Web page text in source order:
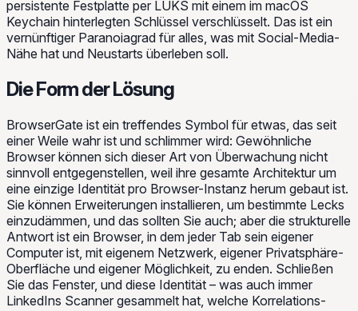
persistente Festplatte per LUKS mit einem im macOS
Keychain hinterlegten Schlüssel verschlüsselt. Das ist ein
vernünftiger Paranoiagrad für alles, was mit Social-Media-
Nähe hat und Neustarts überleben soll.
Die Form der Lösung
BrowserGate ist ein treffendes Symbol für etwas, das seit
einer Weile wahr ist und schlimmer wird: Gewöhnliche
Browser können sich dieser Art von Überwachung nicht
sinnvoll entgegenstellen, weil ihre gesamte Architektur um
eine einzige Identität pro Browser-Instanz herum gebaut ist.
Sie können Erweiterungen installieren, um bestimmte Lecks
einzudämmen, und das sollten Sie auch; aber die strukturelle
Antwort ist ein Browser, in dem jeder Tab sein eigener
Computer ist, mit eigenem Netzwerk, eigener Privatsphäre-
Oberfläche und eigener Möglichkeit, zu enden. Schließen
Sie das Fenster, und diese Identität – was auch immer
LinkedIns Scanner gesammelt hat, welche Korrelations-